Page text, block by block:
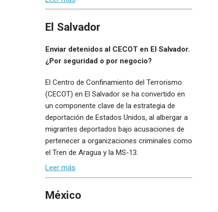
El Salvador
Enviar detenidos al CECOT en El Salvador.
¿Por seguridad o por negocio?
El Centro de Confinamiento del Terrorismo
(CECOT) en El Salvador se ha convertido en
un componente clave de la estrategia de
deportación de Estados Unidos, al albergar a
migrantes deportados bajo acusaciones de
pertenecer a organizaciones criminales como
el Tren de Aragua y la MS-13.
Leer más
México